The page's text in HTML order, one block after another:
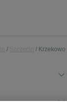
Krzekowo